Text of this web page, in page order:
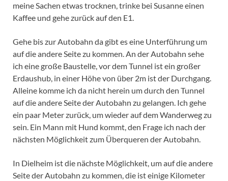
meine Sachen etwas trocknen, trinke bei Susanne einen
Kaffee und gehe zurück auf den E1.
Gehe bis zur Autobahn da gibt es eine Unterführung um
auf die andere Seite zu kommen. An der Autobahn sehe
ich eine große Baustelle, vor dem Tunnel ist ein großer
Erdaushub, in einer Höhe von über 2m ist der Durchgang.
Alleine komme ich da nicht herein um durch den Tunnel
auf die andere Seite der Autobahn zu gelangen. Ich gehe
ein paar Meter zurück, um wieder auf dem Wanderweg zu
sein. Ein Mann mit Hund kommt, den Frage ich nach der
nächsten Möglichkeit zum Überqueren der Autobahn.
In Dielheim ist die nächste Möglichkeit, um auf die andere
Seite der Autobahn zu kommen, die ist einige Kilometer